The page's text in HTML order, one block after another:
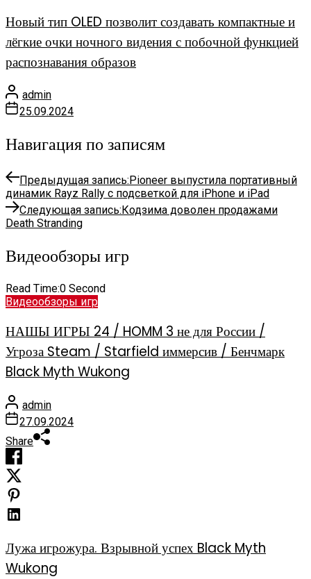
Новый тип OLED позволит создавать компактные и
лёгкие очки ночного видения с побочной функцией
распознавания образов
admin
25.09.2024
Навигация по записям
Предыдущая запись: Pioneer выпустила портативный
динамик Rayz Rally с подсветкой для iPhone и iPad
Следующая запись: Кодзима доволен продажами
Death Stranding
Видеообзоры игр
Read Time:0 Second
Видеообзоры игр
НАШЫ ИГРЫ 24 / HOMM 3 не для России /
Угроза Steam / Starfield иммерсив / Бенчмарк
Black Myth Wukong
admin
27.09.2024
Share
Лужа игрожура. Взрывной успех Black Myth
Wukong